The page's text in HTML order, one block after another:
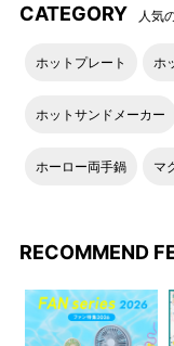
CATEGORY 人気
ホットプレート ホ
ホットサンドメーカー
ホーロー両手鍋 マ
RECOMMEND